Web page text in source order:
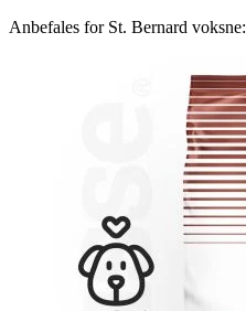
Anbefales for St. Bernard voksne: